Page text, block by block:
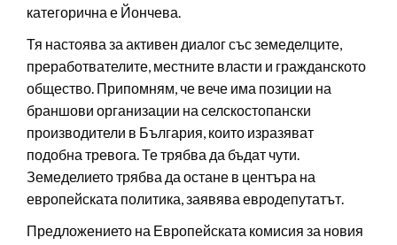
категорична е Йончева.
Тя настоява за активен диалог със земеделците,
преработвателите, местните власти и гражданското
общество. Припомням, че вече има позиции на
браншови организации на селскостопански
производители в България, които изразяват
подобна тревога. Те трябва да бъдат чути.
Земеделието трябва да остане в центъра на
европейската политика, заявява евродепутатът.
Предложението на Европейската комисия за новия